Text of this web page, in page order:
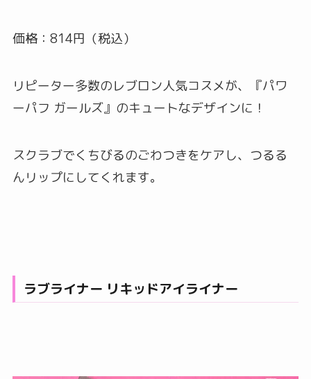
価格：814円（税込）
リピーター多数のレブロン人気コスメが、『パワ
ーパフ ガールズ』のキュートなデザインに！
スクラブでくちびるのごわつきをケアし、つるる
んリップにしてくれます。
ラブライナー リキッドアイライナー